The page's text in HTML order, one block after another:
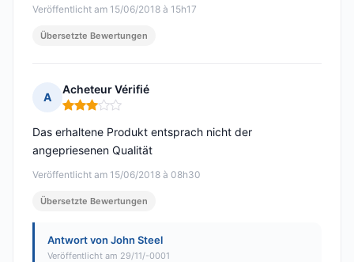
Veröffentlicht am 15/06/2018 à 15h17
Übersetzte Bewertungen
A
Acheteur Vérifié
Hinweis: 3 von 5
Veröffentlicht am 15/06/2018 à 08h30
Das erhaltene Produkt entsprach nicht der
angepriesenen Qualität
Übersetzte Bewertungen
Antwort von John Steel
Veröffentlicht am 29/11/-0001